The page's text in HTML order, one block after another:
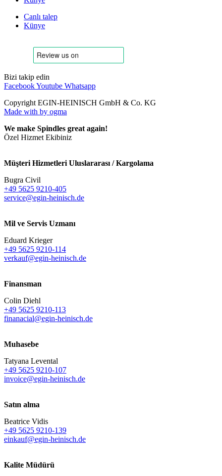
Canlı talep
Künye
Bizi takip edin
FacebookYoutube Whatsapp
Copyright EGIN-HEINISCH GmbH & Co. KG
Made with by ogma
We make Spindles great again!
Özel Hizmet Ekibiniz
Müşteri Hizmetleri Uluslararası / Kargolama
Bugra Civil
+49 5625 9210-405
service@egin-heinisch.de
Mil ve Servis Uzmanı
Eduard Krieger
+49 5625 9210-114
verkauf@egin-heinisch.de
Finansman
Colin Diehl
+49 5625 9210-113
finanacial@egin-heinisch.de
Muhasebe
Tatyana Levental
+49 5625 9210-107
invoice@egin-heinisch.de
Satın alma
Beatrice Vidis
+49 5625 9210-139
einkauf@egin-heinisch.de
Kalite Müdürü